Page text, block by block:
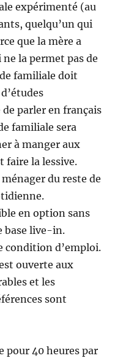
expérimenté (au
quelqu’un qui
que la mère a
la permet pas de
familiale doit
parler en français
familiale sera
à manger aux
faire la lessive.
du reste de
en option sans
base live-in.
condition d’emploi.
ouverte aux
et les
sont
pour 40 heures par